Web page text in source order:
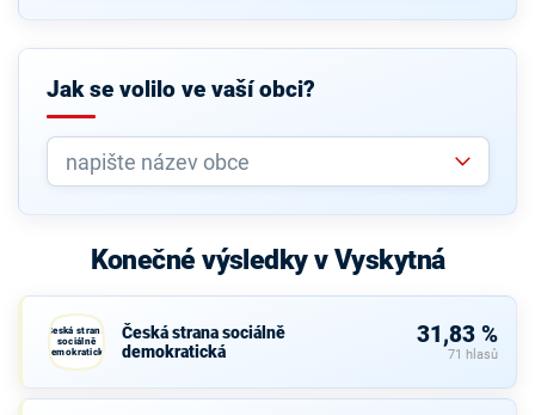
Jak se volilo ve vaší obci?
Konečné výsledky v Vyskytná
Česká strana
sociálně
demokratická
Česká strana sociálně
demokratická
31,83 %
71 hlasů